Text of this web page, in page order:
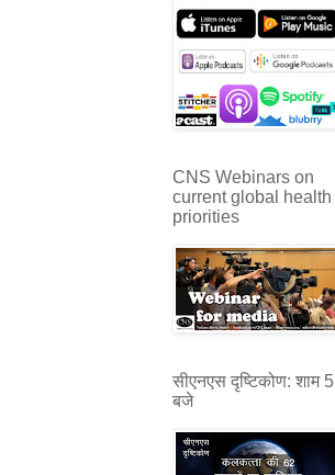
CNS Webinars on
current global health
priorities
सीएनएस दृष्टिकोण: शाम 5
बजे